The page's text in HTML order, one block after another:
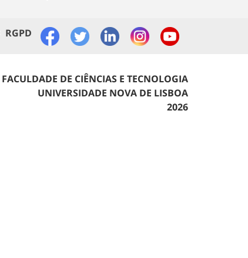
RGPD
FACULDADE DE CIÊNCIAS E TECNOLOGIA
UNIVERSIDADE NOVA DE LISBOA
2026